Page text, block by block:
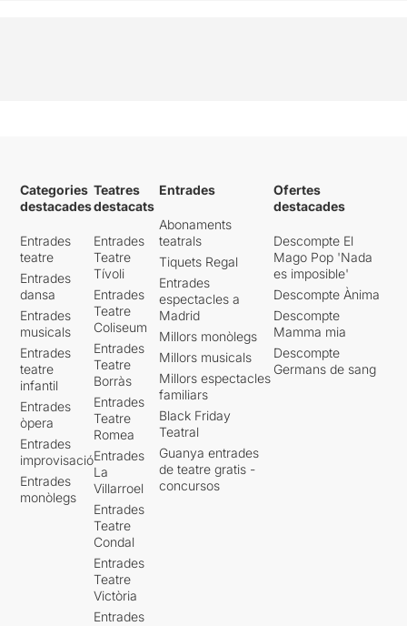
Categories
destacades
Entrades
teatre
Entrades
dansa
Entrades
musicals
Entrades
teatre
infantil
Entrades
òpera
Entrades
improvisació
Entrades
monòlegs
Teatres
destacats
Entrades
Teatre
Tívoli
Entrades
Teatre
Coliseum
Entrades
Teatre
Borràs
Entrades
Teatre
Romea
Entrades
La
Villarroel
Entrades
Teatre
Condal
Entrades
Teatre
Victòria
Entrades
Entrades
Abonaments
teatrals
Tiquets Regal
Entrades
espectacles a
Madrid
Millors monòlegs
Millors musicals
Millors espectacles
familiars
Black Friday
Teatral
Guanya entrades
de teatre gratis -
concursos
Ofertes
destacades
Descompte El
Mago Pop 'Nada
es imposible'
Descompte Ànima
Descompte
Mamma mia
Descompte
Germans de sang